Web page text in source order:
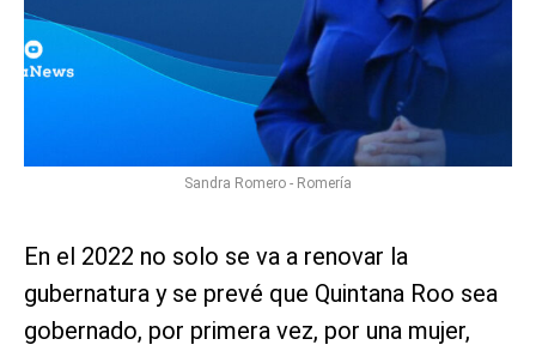
Sandra Romero - Romería
En el 2022 no solo se va a renovar la
gubernatura y se prevé que Quintana Roo sea
gobernado, por primera vez, por una mujer,